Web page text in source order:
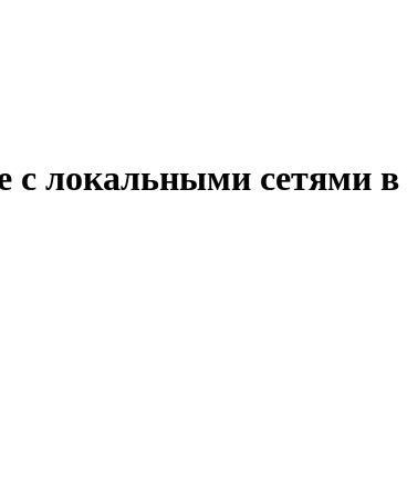
с локальными сетями